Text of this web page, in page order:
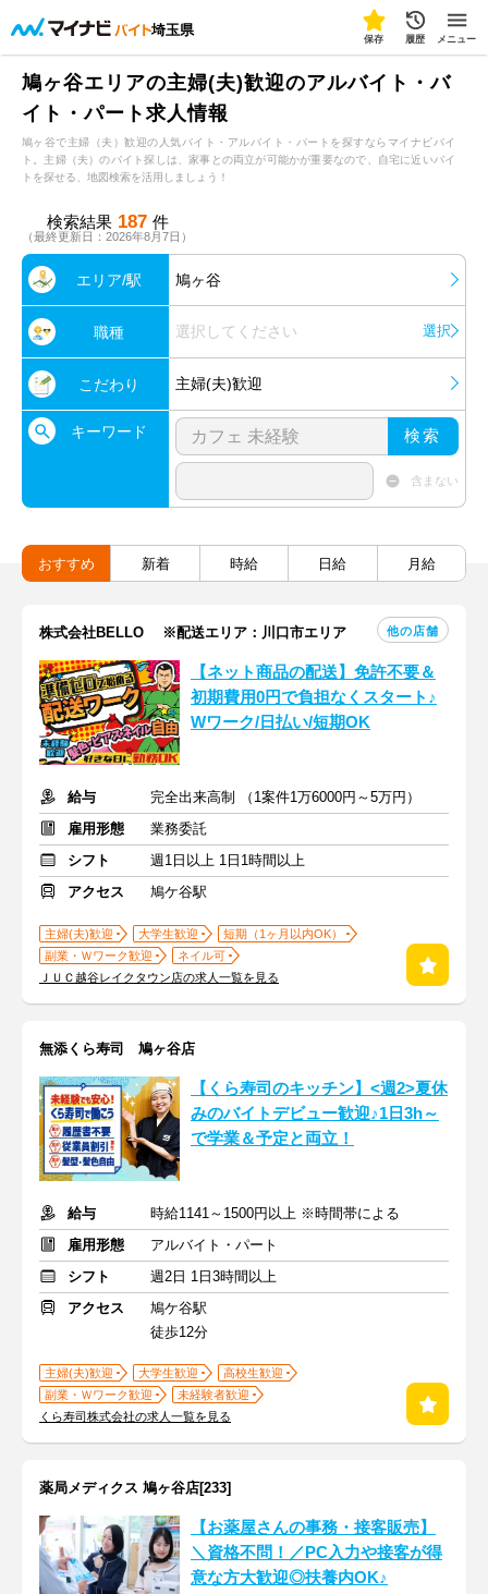
埼玉県
保存 履歴 メニュー
鳩ヶ谷エリアの主婦(夫)歓迎のアルバイト・バ
イト・パート求人情報
鳩ヶ谷で主婦（夫）歓迎の人気バイト・アルバイト・パートを探すならマイナビバイ
ト。主婦（夫）のバイト探しは、家事との両立が可能かが重要なので、自宅に近いバイ
トを探せる、地図検索を活用しましょう！
検索結果 187 件
（最終更新日：2026年8月7日）
エリア/駅 鳩ヶ谷
職種 選択してください 選択
こだわり 主婦(夫)歓迎
キーワード 検索
含まない
おすすめ 新着 時給 日給 月給
株式会社BELLO ※配送エリア：川口市エリア 他の店舗
【ネット商品の配送】免許不要＆
初期費用0円で負担なくスタート♪
Wワーク/日払い/短期OK
給与
完全出来高制 （1案件1万6000円～5万円）
雇用形態
業務委託
シフト
週1日以上 1日1時間以上
アクセス
鳩ケ谷駅
主婦(夫)歓迎 大学生歓迎
短期（1ヶ月以内OK）
副業・Ｗワーク歓迎
ネイル可
ＪＵＣ越谷レイクタウン店の求人一覧を見る
無添くら寿司 鳩ヶ谷店
【くら寿司のキッチン】<週2>夏休
みのバイトデビュー歓迎♪1日3h～
で学業＆予定と両立！
給与
時給1141～1500円以上 ※時間帯による
雇用形態
アルバイト・パート
シフト
週2日 1日3時間以上
アクセス
鳩ケ谷駅
徒歩12分
主婦(夫)歓迎 大学生歓迎
高校生歓迎
副業・Ｗワーク歓迎
未経験者歓迎
くら寿司株式会社の求人一覧を見る
薬局メディクス 鳩ヶ谷店[233]
【お薬屋さんの事務・接客販売】
＼資格不問！／PC入力や接客が得
意な方大歓迎◎扶養内OK♪